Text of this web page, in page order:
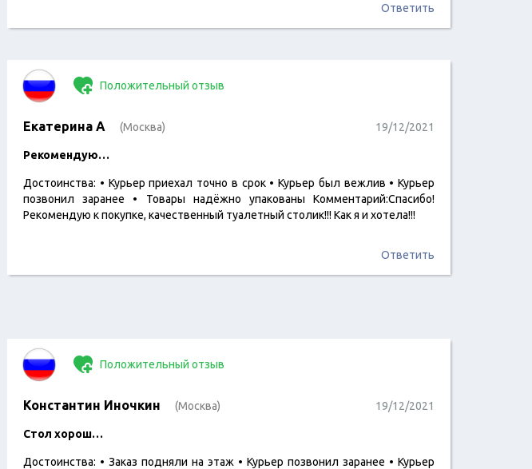
Ответить
читать отзыв
Положительный отзыв
Екатерина А (Москва) 19/12/2021
Рекомендую…
Достоинства: • Курьер приехал точно в срок • Курьер был вежлив • Курьер
позвонил заранее • Товары надёжно упакованы Комментарий:Спасибо!
Рекомендую к покупке, качественный туалетный столик!!! Как я и хотела!!!
Ответить
читать отзыв
Положительный отзыв
Константин Иночкин (Москва) 19/12/2021
Стол хорош…
Достоинства: • Заказ подняли на этаж • Курьер позвонил заранее • Курьер